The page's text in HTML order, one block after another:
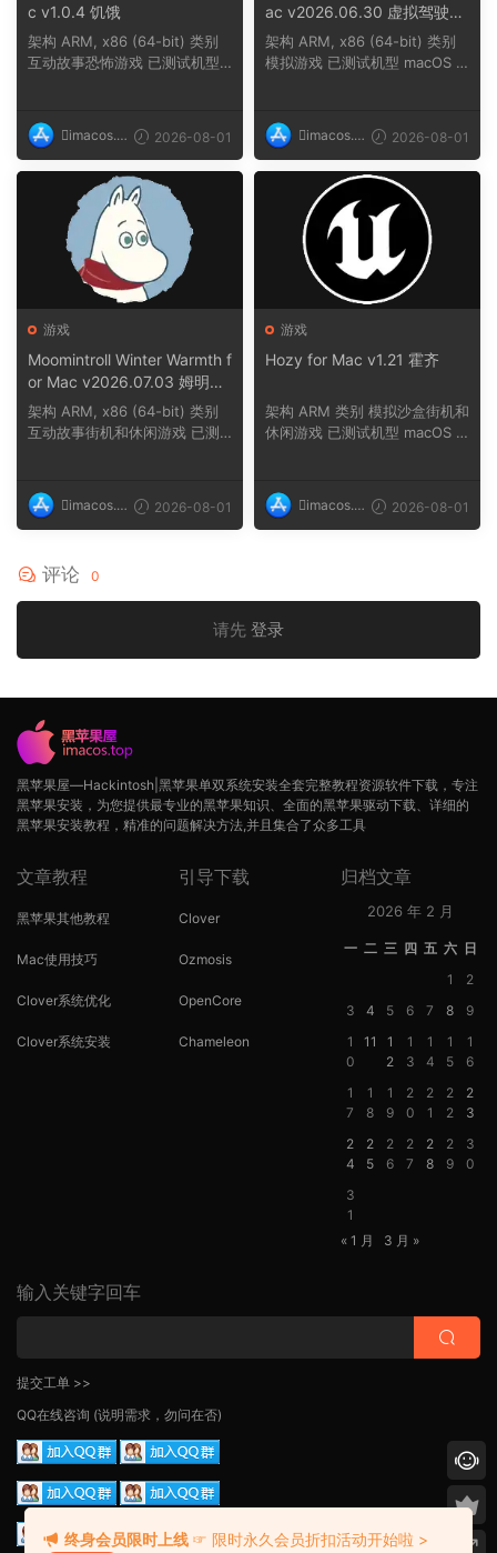
c v1.0.4 饥饿
架构 ARM, x86 (64-bit) 类别
互动故事恐怖游戏 已测试机型
imacos.t
op
2026-08-01
ac v2026.06.30 虚拟驾驶学
校
架构 ARM, x86 (64-bit) 类别
模拟游戏 已测试机型 macOS T
imacos.t
op
2026-08-01
游戏
Moomintroll Winter Warmth f
or Mac v2026.07.03 姆明冬
日暖阳
架构 ARM, x86 (64-bit) 类别
互动故事街机和休闲游戏 已测
imacos.t
op
2026-08-01
游戏
Hozy for Mac v1.21 霍齐
架构 ARM 类别 模拟沙盒街机和
休闲游戏 已测试机型 macOS T
imacos.t
op
2026-08-01
评论 0
请先 登录
黑苹果屋—Hackintosh|黑苹果单双系统安装全套完整教程资源软件下载，专注
黑苹果安装，为您提供最专业的黑苹果知识、全面的黑苹果驱动下载、详细的
黑苹果安装教程，精准的问题解决方法,并且集合了众多工具
文章教程
黑苹果其他教程
Mac使用技巧
Clover系统优化
Clover系统安装
引导下载
Clover
Ozmosis
OpenCore
Chameleon
归档文章
2026 年 2 月
一 二 三 四 五 六 日
1
2
3
4 5 6 7 8
9
1
0
11
1
2
1
3
1
4
1
5
1
6
1
7
1
8
1
9
2
0
2
1
2
2
2
3
2
4
2
5
2
6
2
7
2
8
2
9
3
0
3
1
« 1 月
3 月 »
输入关键字回车
提交工单 >>
QQ在线咨询 (说明需求，勿问在否)
终身会员限时上线 ☞ 限时永久会员折扣活动开始啦 >